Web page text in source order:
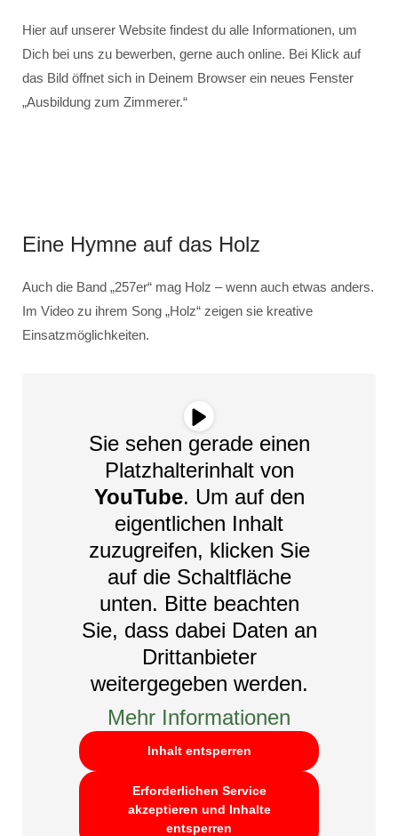
Hier auf unserer Website findest du alle Informationen, um
Dich bei uns zu bewerben, gerne auch online. Bei Klick auf
das Bild öffnet sich in Deinem Browser ein neues Fenster
„Ausbildung zum Zimmerer.“
Eine Hymne auf das Holz
Auch die Band „257er“ mag Holz – wenn auch etwas anders.
Im Video zu ihrem Song „Holz“ zeigen sie kreative
Einsatzmöglichkeiten.
Sie sehen gerade einen
Platzhalterinhalt von
YouTube. Um auf den
eigentlichen Inhalt
zuzugreifen, klicken Sie
auf die Schaltfläche
unten. Bitte beachten
Sie, dass dabei Daten an
Drittanbieter
weitergegeben werden.
Mehr Informationen
Inhalt entsperren
Erforderlichen Service
akzeptieren und Inhalte
entsperren